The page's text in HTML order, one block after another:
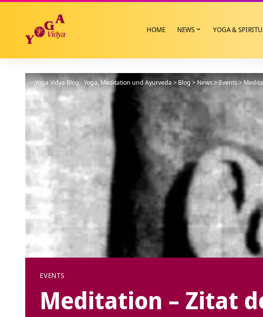
HOME NEWS YOGA &
Yoga Vidya Blog - Yoga, Meditation und Ayurveda > Blog >News>Events>
EVENTS
Meditation – Zitat